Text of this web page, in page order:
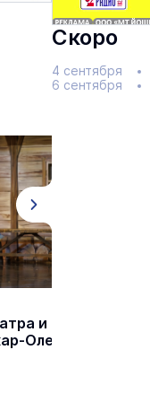
и
Оле
Скоро
4 сентября
6 сентября